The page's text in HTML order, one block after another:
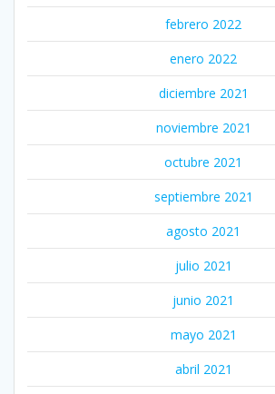
febrero 2022
enero 2022
diciembre 2021
noviembre 2021
octubre 2021
septiembre 2021
agosto 2021
julio 2021
junio 2021
mayo 2021
abril 2021